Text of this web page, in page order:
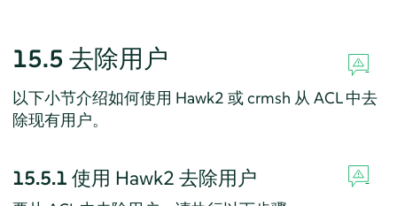
15.5 去除用户
以下小节介绍如何使用 Hawk2 或 crmsh 从 ACL 中去
除现有用户。
15.5.1 使用 Hawk2 去除用户